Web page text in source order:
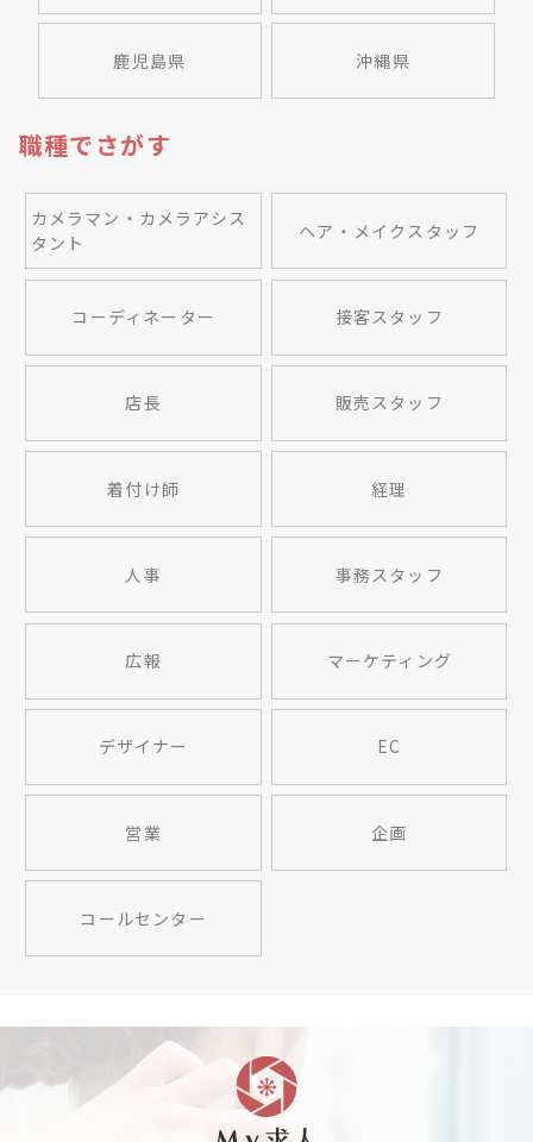
鹿児島県 沖縄県
職種でさがす
カメラマン・カメラアシス
タント
ヘア・メイクスタッフ
コーディネーター 接客スタッフ
店長 販売スタッフ
着付け師 経理
人事 事務スタッフ
広報 マーケティング
デザイナー EC
営業 企画
コールセンター